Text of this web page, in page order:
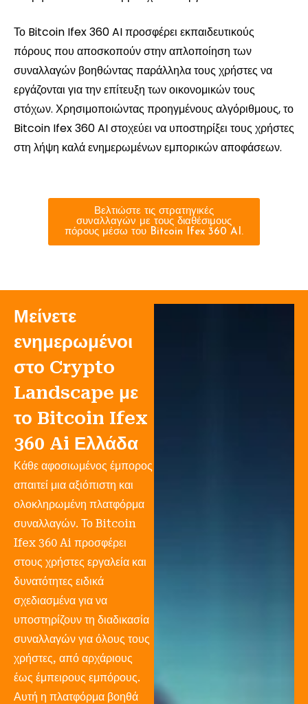
Το Bitcoin Ifex 360 AI προσφέρει εκπαιδευτικούς
πόρους που αποσκοπούν στην απλοποίηση των
συναλλαγών βοηθώντας παράλληλα τους χρήστες να
εργάζονται για την επίτευξη των οικονομικών τους
στόχων. Χρησιμοποιώντας προηγμένους αλγόριθμους, το
Bitcoin Ifex 360 AI στοχεύει να υποστηρίξει τους χρήστες
στη λήψη καλά ενημερωμένων εμπορικών αποφάσεων.
Βελτιώστε τις στρατηγικές
συναλλαγών με τους διαθέσιμους
πόρους μέσω του Bitcoin Ifex 360 AI.
Μείνετε
ενημερωμένοι
στο Crypto
Landscape με
το Bitcoin Ifex
360 Ai Ελλάδα
Κάθε αφοσιωμένος έμπορος
απαιτεί μια αξιόπιστη και
ολοκληρωμένη πλατφόρμα
συναλλαγών. Το Bitcoin
Ifex 360 Ai προσφέρει
στους χρήστες εργαλεία και
δυνατότητες ειδικά
σχεδιασμένα για να
υποστηρίζουν τη διαδικασία
συναλλαγών για όλους τους
χρήστες, από αρχάριους
έως έμπειρους εμπόρους.
Αυτή η πλατφόρμα βοηθά